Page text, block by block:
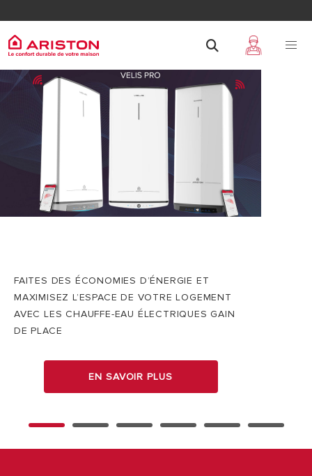
FAITES DES ÉCONOMIES D’ÉNERGIE ET
MAXIMISEZ L’ESPACE DE VOTRE LOGEMENT
AVEC LES CHAUFFE-EAU ÉLECTRIQUES GAIN
DE PLACE
EN SAVOIR PLUS